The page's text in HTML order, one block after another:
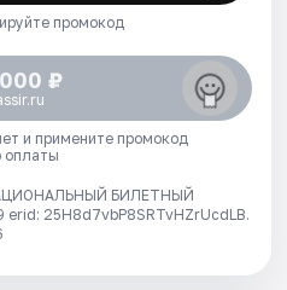
промокод
₽
и примените промокод
оплаты
БИЛЕТНЫЙ
25H8d7vbP8SRTvHZrUcdLB.